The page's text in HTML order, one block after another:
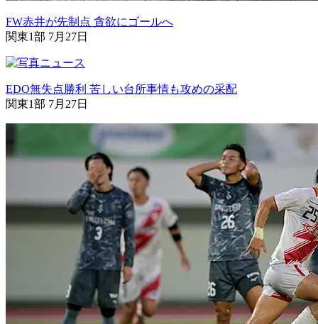
FW赤井が先制点 貪欲にゴールへ
関東1部 7月27日
EDO無失点勝利 苦しい台所事情も攻めの采配
関東1部 7月27日